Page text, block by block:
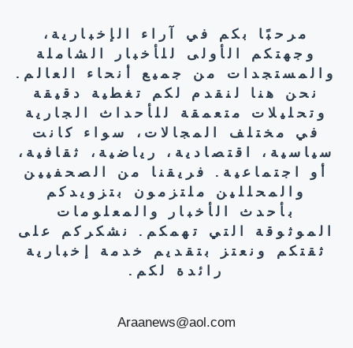
مرحبًا بكم في آراء الإخبارية،
وجهتكم الأولى للأخبار الشاملة
والمستجدات من جميع أنحاء العالم.
نحن هنا لنقدم لكم تغطية دقيقة
وتحليلات متعمقة للأحداث الجارية
في مختلف المجالات، سواء كانت
سياسية، اقتصادية، رياضية، ثقافية،
أو اجتماعية. فريقنا من الصحفيين
والمحللين ملتزمون بتزويدكم
بأحدث الأخبار والمعلومات
الموثوقة التي تهمكم. نشكركم على
ثقتكم ونعتز بتقديم خدمة إخبارية
رائدة لكم.
Araanews@aol.com